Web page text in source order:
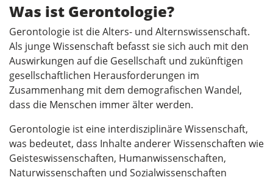
Was ist Gerontologie?
Gerontologie ist die Alters- und Alternswissenschaft.
Als junge Wissenschaft befasst sie sich auch mit den
Auswirkungen auf die Gesellschaft und zukünftigen
gesellschaftlichen Herausforderungen im
Zusammenhang mit dem demografischen Wandel,
dass die Menschen immer älter werden.
Gerontologie ist eine interdisziplinäre Wissenschaft,
was bedeutet, dass Inhalte anderer Wissenschaften wie
Geisteswissenschaften, Humanwissenschaften,
Naturwissenschaften und Sozialwissenschaften